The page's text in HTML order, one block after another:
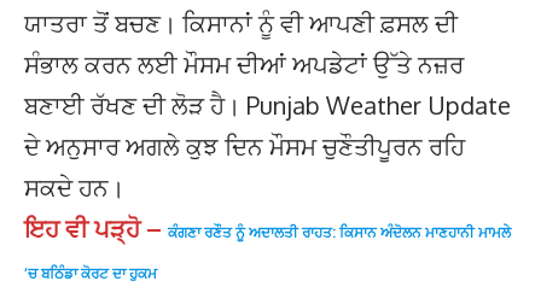
ਯਾਤਰਾ ਤੋਂ ਬਚਣ। ਕਿਸਾਨਾਂ ਨੂੰ ਵੀ ਆਪਣੀ ਫ਼ਸਲ ਦੀ
ਸੰਭਾਲ ਕਰਨ ਲਈ ਮੌਸਮ ਦੀਆਂ ਅਪਡੇਟਾਂ ਉੱਤੇ ਨਜ਼ਰ
ਬਣਾਈ ਰੱਖਣ ਦੀ ਲੋੜ ਹੈ। Punjab Weather Update
ਦੇ ਅਨੁਸਾਰ ਅਗਲੇ ਕੁਝ ਦਿਨ ਮੌਸਮ ਚੁਣੌਤੀਪੂਰਨ ਰਹਿ
ਸਕਦੇ ਹਨ।
ਇਹ ਵੀ ਪੜ੍ਹੋ – ਕੰਗਣਾ ਰਣੌਤ ਨੂੰ ਅਦਾਲਤੀ ਰਾਹਤ: ਕਿਸਾਨ ਅੰਦੋਲਨ ਮਾਣਹਾਨੀ ਮਾਮਲੇ
‘ਚ ਬਠਿੰਡਾ ਕੋਰਟ ਦਾ ਹੁਕਮ